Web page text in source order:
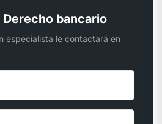
bancario
especialista le contactará en